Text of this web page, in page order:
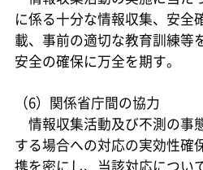
に係る十分な情報収集、安全
載、事前の適切な教育訓練等
安全の確保に万全を期す。
（6）関係省庁間の協力
情報収集活動及び不測の事
する場合への対応の実効性確